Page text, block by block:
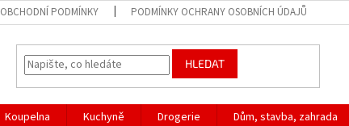
OBCHODNÍ PODMÍNKY PODMÍNKY OCHRANY OSOBNÍCH ÚDAJŮ
HLEDAT
Koupelna Kuchyně Drogerie Dům, stavba, zahrada